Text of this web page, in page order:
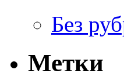
Без
Метки